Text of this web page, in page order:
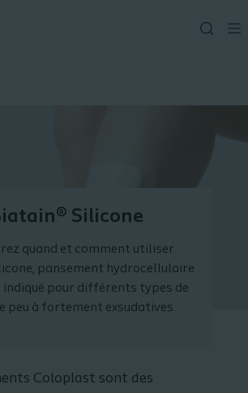
Silicone
quand et comment utiliser
pansement hydrocellulaire
indiqué pour différents types de
peu à fortement exsudatives.
Coloplast sont des